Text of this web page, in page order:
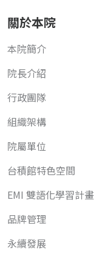
關於本院
本院簡介
院長介紹
行政團隊
組織架構
院屬單位
台積館特色空間
EMI 雙語化學習計畫
品牌管理
永續發展